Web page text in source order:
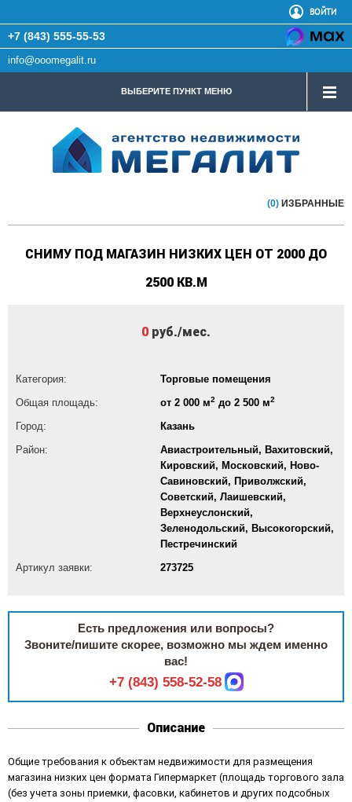
ВОЙТИ
+7 (843) 555-55-53
info@ooomegalit.ru
ВЫБЕРИТЕ ПУНКТ МЕНЮ
(0) ИЗБРАННЫЕ
СНИМУ ПОД МАГАЗИН НИЗКИХ ЦЕН ОТ 2000 ДО
2500 КВ.М
0 руб./мес.
Категория:
Торговые помещения
Общая площадь:
от 2 000 м2до 2 500 м2
Город:
Казань
Район:
Авиастроительный, Вахитовский,
Кировский, Московский, Ново-
Савиновский, Приволжский,
Советский, Лаишевский,
Верхнеуслонский,
Зеленодольский, Высокогорский,
Пестречинский
Артикул заявки:
273725
Есть предложения или вопросы?
Звоните/пишите скорее, возможно мы ждем именно
вас!
+7 (843) 558-52-58
Описание
Общие требования к объектам недвижимости для размещения
магазина низких цен формата Гипермаркет (площадь торгового зала
(без учета зоны приемки, фасовки, кабинетов и других подсобных